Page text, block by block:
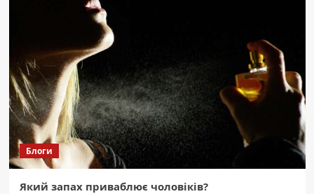
Блоги
Який запах приваблює чоловіків?